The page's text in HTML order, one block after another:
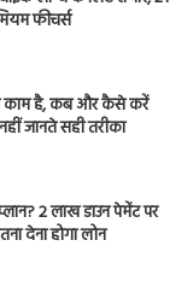
फीचर्स
काम है, कब और कैसे करें
जानते सही तरीका
2 लाख डाउन पेमेंट पर
देना होगा लोन